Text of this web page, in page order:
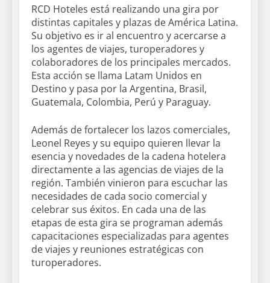
RCD Hoteles está realizando una gira por
distintas capitales y plazas de América Latina.
Su objetivo es ir al encuentro y acercarse a
los agentes de viajes, turoperadores y
colaboradores de los principales mercados.
Esta acción se llama Latam Unidos en
Destino y pasa por la Argentina, Brasil,
Guatemala, Colombia, Perú y Paraguay.
Además de fortalecer los lazos comerciales,
Leonel Reyes y su equipo quieren llevar la
esencia y novedades de la cadena hotelera
directamente a las agencias de viajes de la
región. También vinieron para escuchar las
necesidades de cada socio comercial y
celebrar sus éxitos. En cada una de las
etapas de esta gira se programan además
capacitaciones especializadas para agentes
de viajes y reuniones estratégicas con
turoperadores.